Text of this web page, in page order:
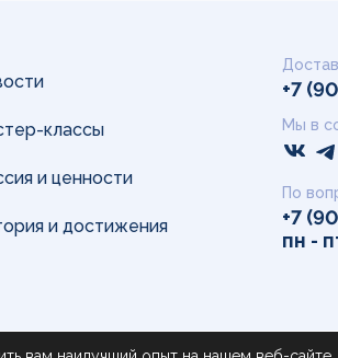
классы
и ценности
и достижения
+7
Мы в
По
+7
пн -